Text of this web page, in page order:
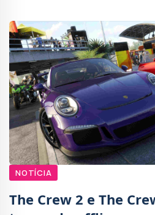
NOTÍCIA
The Crew 2 e The